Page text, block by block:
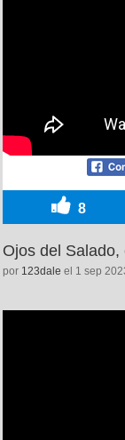
8
Ojos del
por 123dale el 1 sep